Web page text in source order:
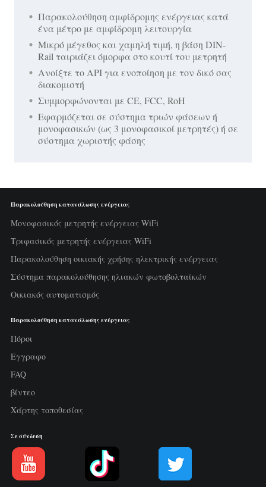
Παρακολούθηση αμφίδρομης ενέργειας κατά
ένα μέτρο με αμφίδρομη λειτουργία
Μικρό μέγεθος και χαμηλή τιμή, η βάση DIN-
Rail ταιριάζει όμορφα στο κουτί του μετρητή
Ανοίξτε το API για ενοποίηση με τον δικό σας
διακομιστή
Συμμορφώνονται με CE, FCC, RoH
Εφαρμόζεται σε σύστημα τριών φάσεων ή
μονοφασικών (ως 3 μονοφασικοί μετρητές) ή σε
σύστημα χωριστής φάσης
Παρακολούθηση κατανάλωσης ενέργειας
Μονοφασικός μετρητής ενέργειας WiFi
Τριφασικός μετρητής ενέργειας WiFi
Παρακολούθηση οικιακής χρήσης ηλεκτρικής ενέργειας
Σύστημα παρακολούθησης ηλιακών φωτοβολταϊκών
Οικιακός αυτοματισμός
Παρακολούθηση κατανάλωσης ενέργειας
Πόροι
Εγγραφο
FAQ
βίντεο
Χάρτης τοποθεσίας
Σε σύνδεση